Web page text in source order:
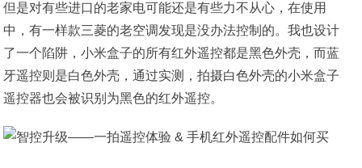
但是对有些进口的老家电可能还是有些力不从心，在使用
中，有一样款三菱的老空调发现是没办法控制的。我也设计
了一个陷阱，小米盒子的所有红外遥控都是黑色外壳，而蓝
牙遥控则是白色外壳，通过实测，拍摄白色外壳的小米盒子
遥控器也会被识别为黑色的红外遥控。